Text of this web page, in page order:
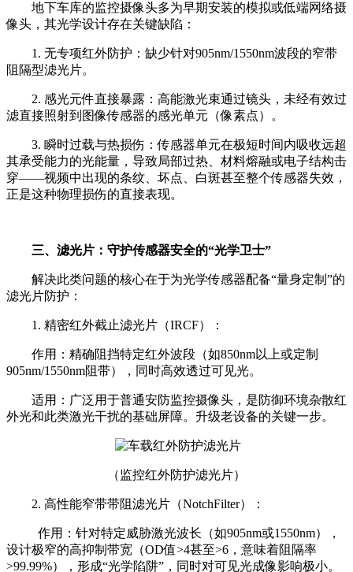
地下车库的监控摄像头多为早期安装的模拟或低端网络摄
像头，其光学设计存在关键缺陷：
1. 无专项红外防护：缺少针对905nm/1550nm波段的窄带
阻隔型滤光片。
2. 感光元件直接暴露：高能激光束通过镜头，未经有效过
滤直接照射到图像传感器的感光单元（像素点）。
3. 瞬时过载与热损伤：传感器单元在极短时间内吸收远超
其承受能力的光能量，导致局部过热、材料熔融或电子结构击
穿——视频中出现的条纹、坏点、白斑甚至整个传感器失效，
正是这种物理损伤的直接表现。
三、滤光片：守护传感器安全的“光学卫士”
解决此类问题的核心在于为光学传感器配备“量身定制”的
滤光片防护：
1. 精密红外截止滤光片（IRCF）：
作用：精确阻挡特定红外波段（如850nm以上或定制
905nm/1550nm阻带），同时高效透过可见光。
适用：广泛用于普通安防监控摄像头，是防御环境杂散红
外光和此类激光干扰的基础屏障。升级老设备的关键一步。
（监控红外防护滤光片）
2. 高性能窄带带阻滤光片（NotchFilter）：
作用：针对特定威胁激光波长（如905nm或1550nm），
设计极窄的高抑制带宽（OD值>4甚至>6，意味着阻隔率
>99.99%），形成“光学陷阱”，同时对可见光成像影响极小。